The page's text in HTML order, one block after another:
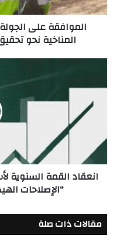
نحو
الموافقة على
المناخية نحو
السنوية
لأسواق
فبراير
تحت
عنوان
"الإصلاحات
التنمية"
"الإصلاحات
مقالات ذات صلة